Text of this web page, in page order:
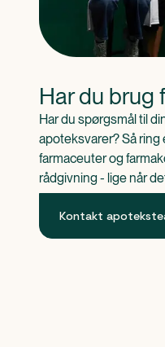
Har du brug
Har du spørgsmål til
apoteksvarer? Så ring
farmaceuter og
rådgivning - lige når
Kontakt